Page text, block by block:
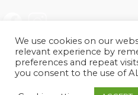
We use cookies on our
relevant experience by
preferences and repeat
you consent to the use of